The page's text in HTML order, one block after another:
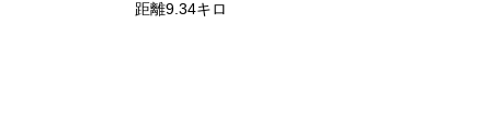
距離9.34キロ